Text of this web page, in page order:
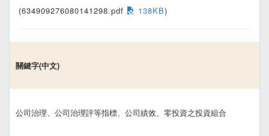
(634909276080141298.pdf
138KB)
關鍵字(中文)
公司治理、公司治理評等指標、公司績效、零投資之投資組合